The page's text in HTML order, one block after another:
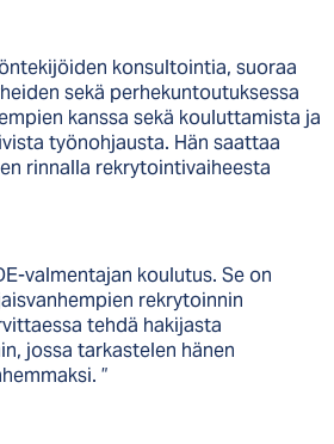
konsultointia, suoraa
sekä perhekuntoutuksessa
kanssa sekä kouluttamista ja
työnohjausta. Hän saattaa
rinnalla rekrytointivaiheesta
valmentajan koulutus. Se on
rekrytoinnin
tehdä hakijasta
jossa tarkastelen hänen
”